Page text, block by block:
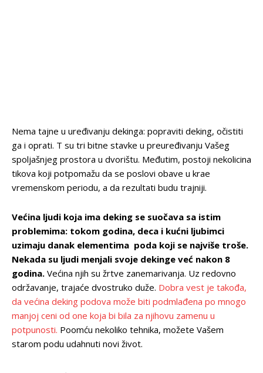
Nema tajne u uređivanju dekinga: popraviti deking, očistiti
ga i oprati. T su tri bitne stavke u preuređivanju Vašeg
spoljašnjeg prostora u dvorištu. Međutim, postoji nekolicina
tikova koji potpomažu da se poslovi obave u krae
vremenskom periodu, a da rezultati budu trajniji.
Većina ljudi koja ima deking se suočava sa istim
problemima: tokom godina, deca i kućni ljubimci
uzimaju danak elementima poda koji se najviše troše.
Nekada su ljudi menjali svoje dekinge već nakon 8
godina. Većina njih su žrtve zanemarivanja. Uz redovno
održavanje, trajaće dvostruko duže. Dobra vest je takođa,
da većina deking podova može biti podmlađena po mnogo
manjoj ceni od one koja bi bila za njihovu zamenu u
potpunosti. Poomću nekoliko tehnika, možete Vašem
starom podu udahnuti novi život.